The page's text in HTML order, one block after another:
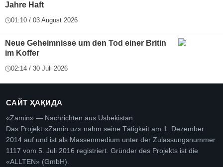
Jahre Haft
01:10 / 03 August 2026
Neue Geheimnisse um den Tod einer Britin
im Koffer
02:14 / 30 Juli 2026
САЙТ ҲАҚИДА
«Zamin» — Nachrichten aus Usbekistan.
Das Projekt «Zamin.uz» nahm seine Tätigkeit am 1. Dezember
2014 auf und ist als Massenmedium unter der Zulassungsnummer
1117 vom 5. Juli 2016 registriert. Gründer des Projekts ist die
«ALLTEN» (GmbH).